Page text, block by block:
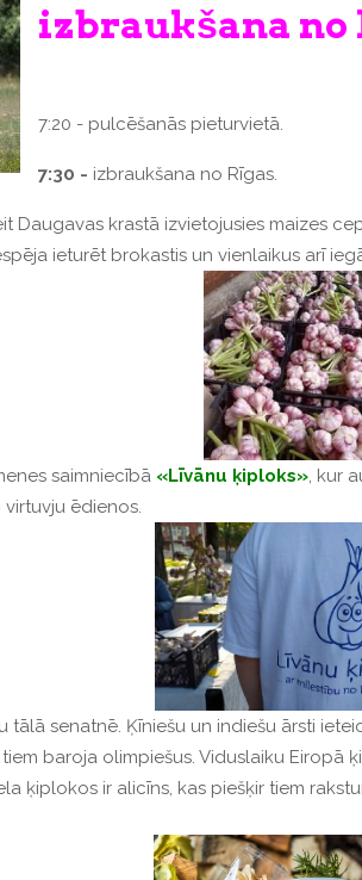
izbraukšana no
7:20 - pulcēšanās pieturvietā.
7:30 - izbraukšana no Rīgas.
Daugavas krastā izvietojusies maizes
ieturēt brokastis un vienlaikus arī
saimniecībā «Līvānu ķiploks», kur
ēdienos.
tālā senatnē. Ķīniešu un indiešu ārsti
baroja olimpiešus. Viduslaiku Eiropā
ķiplokos ir alicīns, kas piešķir tiem